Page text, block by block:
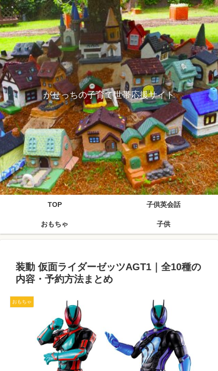
がせっちの子育て世帯応援サイト
TOP 子供英会話
おもちゃ 子供
装動 仮面ライダーゼッツAGT1｜全10種の
内容・予約方法まとめ
おもちゃ